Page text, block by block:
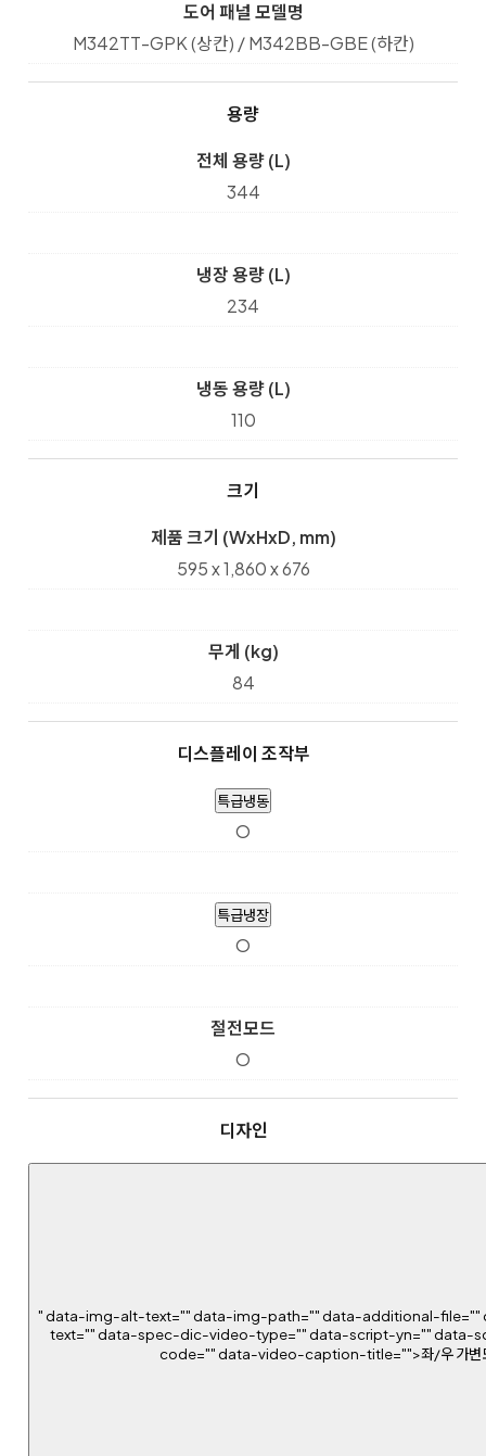
도어 패널 모델명
M342TT-GPK (상칸) / M342BB-GBE (하칸)
용량
전체 용량 (L)
344
냉장 용량 (L)
234
냉동 용량 (L)
110
크기
제품 크기 (WxHxD, mm)
595 x 1,860 x 676
무게 (kg)
84
디스플레이 조작부
특급냉동
O
특급냉장
O
절전모드
O
디자인
" data-img-alt-text="" data-img-path="" data-additional-
text="" data-spec-dic-video-type="" data-script-yn="" data-
code="" data-video-caption-title="">좌/우 가변